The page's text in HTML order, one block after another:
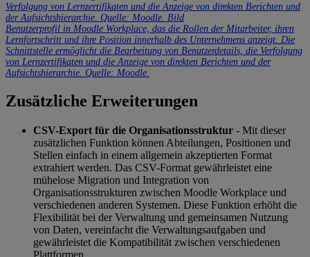
Benutzerprofil in Moodle Workplace, das die Rollen der Mitarbeiter, ihren
Lernfortschritt und ihre Position innerhalb des Unternehmens anzeigt. Die
Schnittstelle ermöglicht die Bearbeitung von Benutzerdetails, die Verfolgung
von Lernzertifikaten und die Anzeige von direkten Berichten und der
Aufsichtshierarchie. Quelle: Moodle.
Zusätzliche Erweiterungen
CSV-Export für die Organisationsstruktur - Mit dieser
zusätzlichen Funktion können Abteilungen, Positionen und
Stellen einfach in einem allgemein akzeptierten Format
extrahiert werden. Das CSV-Format gewährleistet eine
mühelose Migration und Integration von
Organisationsstrukturen zwischen Moodle Workplace und
verschiedenen anderen Systemen. Diese Funktion erhöht die
Flexibilität bei der Verwaltung und gemeinsamen Nutzung
von Daten, vereinfacht die Verwaltungsaufgaben und
gewährleistet die Kompatibilität zwischen verschiedenen